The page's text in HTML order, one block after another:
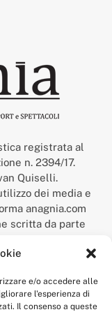
e/o accedere alle
l'esperienza di
Il consenso a queste
registrata al
n. 2394/17.
Quiselli.
dei media e
anagnia.com
scritta da parte
l’Ufficio Italiano
9 febbraio 2017.